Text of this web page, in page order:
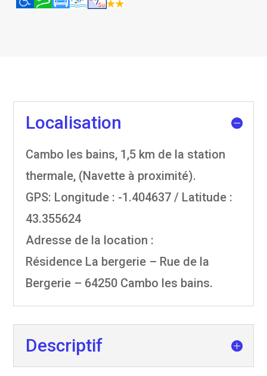
Localisation
Cambo les bains, 1,5 km de la station
thermale, (Navette à proximité).
GPS: Longitude : -1.404637 / Latitude :
43.355624
Adresse de la location :
Résidence La bergerie – Rue de la
Bergerie – 64250 Cambo les bains.
Descriptif